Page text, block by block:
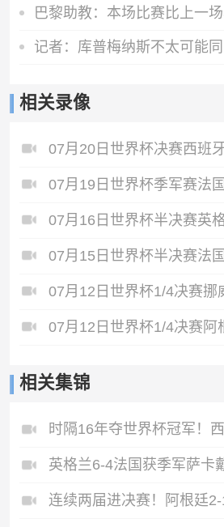
相关录像
07月20日世界杯决赛西班
07月19日世界杯季军赛法
07月15日世界杯半决赛法
相关集锦